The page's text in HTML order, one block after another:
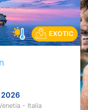
EXOTIC
2026
- Italia